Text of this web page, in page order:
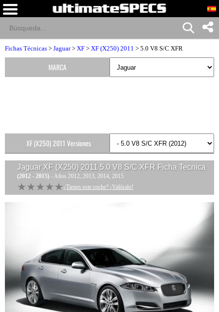
Fichas Técnicas > Jaguar> XF > XF (X250) 2011 > 5.0 V8 S/C XFR
Jaguar XF (X250) 2011 5.0 V8 S/C XFR Ficha Tecnica
(2012 - 2015) - Años 2012, 2013, 2014, 2015
★★★★★
★★★★★ ¿Tienes este coche? ¡Valóralo!
MARCA
XF (X250) 2011 Versiones